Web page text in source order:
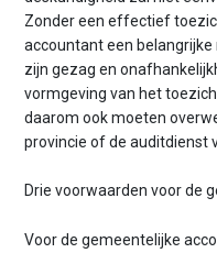
Zonder een effectief
accountant een
zijn gezag en
vormgeving van het
daarom ook moeten
provincie of de auditdienst
Drie voorwaarden voor de
Voor de gemeentelijke